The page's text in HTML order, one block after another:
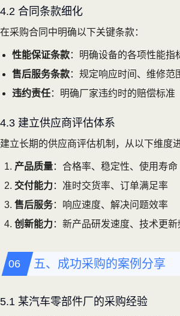
4.2 合同条款细化
在采购合同中明确以下关键条款：
性能保证条款：明确设备的各项性能指
售后服务条款：规定响应时间、维修范
违约责任：明确厂家违约时的赔偿标准
4.3 建立供应商评估体系
建立长期的供应商评估机制，从以下维度
产品质量：合格率、稳定性、使用寿命
交付能力：准时交货率、订单满足率
售后服务：响应速度、解决问题效率
创新能力：新产品研发速度、技术更新
五、成功采购的案例分享
5.1 某汽车零部件厂的采购经验